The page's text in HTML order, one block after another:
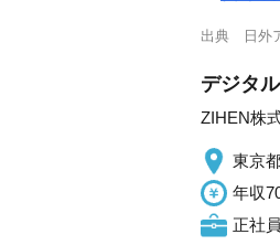
出典 日外
デジタ
ZIHEN株
東京
年収
正社員